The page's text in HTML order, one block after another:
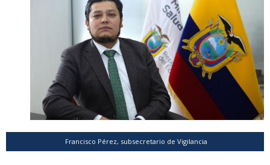
Francisco Pérez, subsecretario de Vigilancia